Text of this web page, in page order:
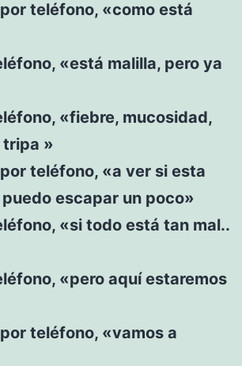
teléfono, «como está
«está malilla, pero ya
«fiebre, mucosidad,
tripa »
teléfono, «a ver si esta
escapar un poco»
«si todo está tan mal..
«pero aquí estaremos
teléfono, «vamos a